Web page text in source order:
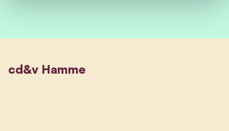
cd&v Hamme